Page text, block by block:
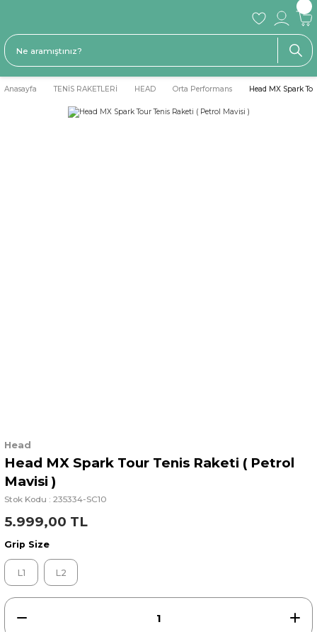
Anasayfa TENİS RAKETLERİ HEAD Orta Performans Head MX Spark
Head
Head MX Spark Tour Tenis Raketi ( Petrol
Mavisi )
Stok Kodu : 235334-SC10
5.999,00 TL
Grip Size
L1 L2